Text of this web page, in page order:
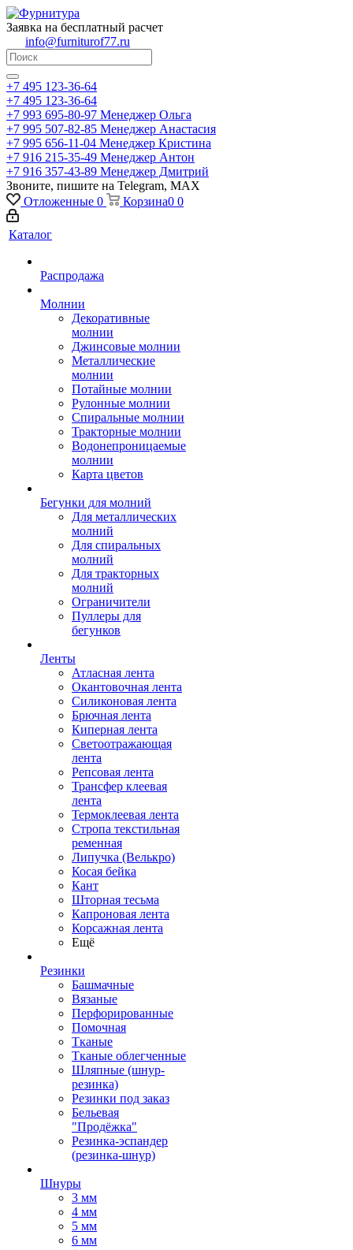
Заявка на бесплатный расчет
info@furniturof77.ru
+7 495 123-36-64
+7 495 123-36-64
+7 993 695-80-97 Менеджер Ольга
+7 995 507-82-85 Менеджер Анастасия
+7 995 656-11-04 Менеджер Кристина
+7 916 215-35-49 Менеджер Антон
+7 916 357-43-89 Менеджер Дмитрий
Звоните, пишите на Telegram, MAX
Отложенные 0 Корзина0 0
Каталог
Распродажа
Молнии
Декоративные
молнии
Джинсовые молнии
Металлические
молнии
Потайные молнии
Рулонные молнии
Спиральные молнии
Тракторные молнии
Водонепроницаемые
молнии
Карта цветов
Бегунки для молний
Для металлических
молний
Для спиральных
молний
Для тракторных
молний
Ограничители
Пуллеры для
бегунков
Ленты
Атласная лента
Окантовочная лента
Силиконовая лента
Брючная лента
Киперная лента
Светоотражающая
лента
Репсовая лента
Трансфер клеевая
лента
Термоклеевая лента
Стропа текстильная
ременная
Липучка (Велькро)
Косая бейка
Кант
Шторная тесьма
Капроновая лента
Корсажная лента
Ещё
Резинки
Башмачные
Вязаные
Перфорированные
Помочная
Тканые
Тканые облегченные
Шляпные (шнур-
резинка)
Резинки под заказ
Бельевая
"Продёжка"
Резинка-эспандер
(резинка-шнур)
Шнуры
3 мм
4 мм
5 мм
6 мм